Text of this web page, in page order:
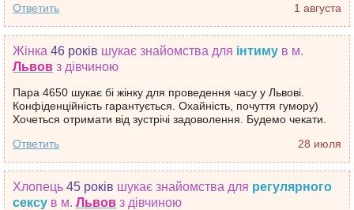
1 августа
Ответить
Жінка 46 років шукає знайомства для інтиму в м.
Львов з дівчиною
Пара 4650 шукає бі жінку для проведення часу у Львові.
Конфіденційність гарантується. Охайність, почуття гумору)
Хочеться отримати від зустрічі задоволення. Будемо чекати.
28 июля
Ответить
Хлопець 45 років шукає знайомства для регулярного
сексу в м. Львов з дівчиною